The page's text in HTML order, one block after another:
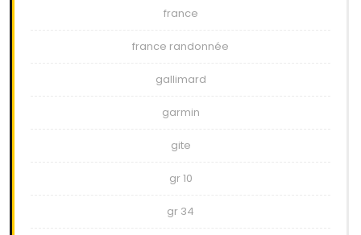
france
france randonnée
gallimard
garmin
gite
gr 10
gr 34